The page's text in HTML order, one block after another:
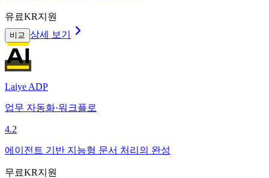
유료KR지원
비교 상세 보기
Laiye ADP
업무 자동화·워크플로
4.2
에이전트 기반 지능형 문서 처리의 완성
무료KR지원